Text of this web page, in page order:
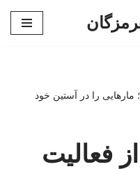
مارهایی را در آستین خود
فعالیت